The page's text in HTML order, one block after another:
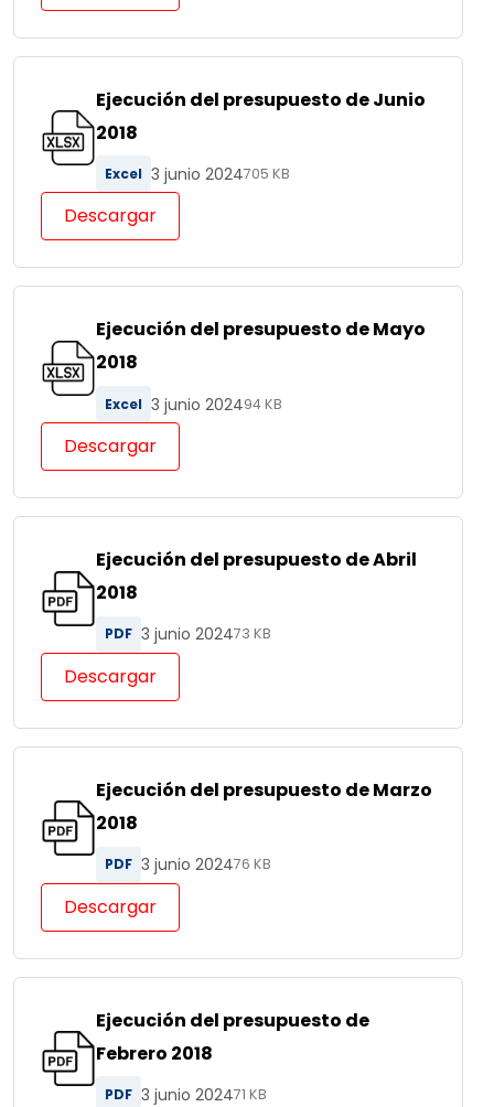
Ejecución del presupuesto de Junio
2018
Excel 3 junio 2024705 KB
Descargar
Ejecución del presupuesto de Mayo
2018
Excel 3 junio 202494 KB
Descargar
Ejecución del presupuesto de Abril
2018
PDF 3 junio 202473 KB
Descargar
Ejecución del presupuesto de Marzo
2018
PDF 3 junio 202476 KB
Descargar
Ejecución del presupuesto de
Febrero 2018
PDF 3 junio 202471 KB